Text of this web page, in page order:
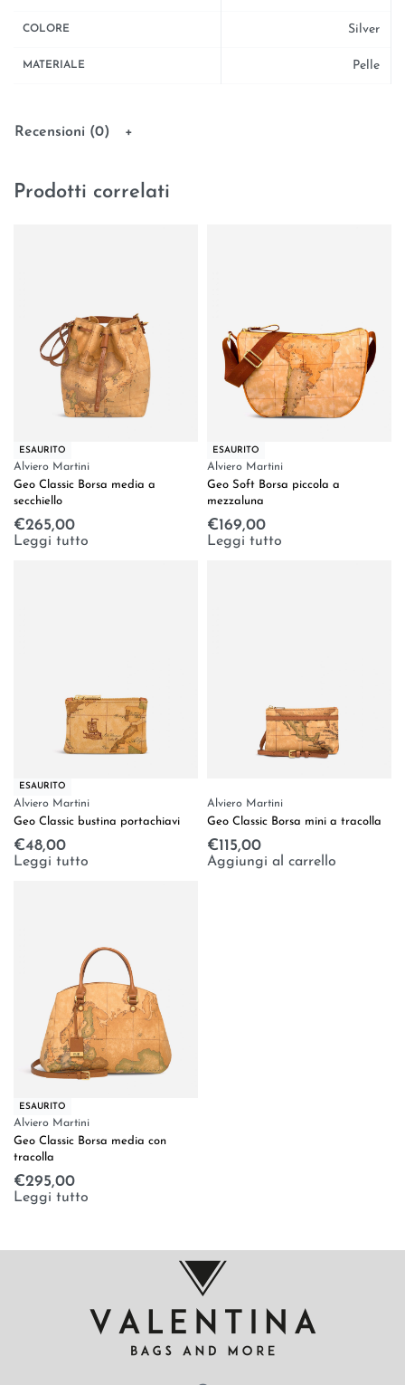
COLORE Silver
MATERIALE Pelle
Recensioni (0)
Prodotti correlati
ESAURITO
Alviero Martini
Geo Classic Borsa media a
secchiello
€265,00
Leggi tutto
ESAURITO
Alviero Martini
Geo Soft Borsa piccola a
mezzaluna
€169,00
Leggi tutto
ESAURITO
Alviero Martini
Geo Classic bustina portachiavi
€48,00
Leggi tutto
Alviero Martini
Geo Classic Borsa mini a tracolla
€115,00
Aggiungi al carrello
ESAURITO
Alviero Martini
Geo Classic Borsa media con
tracolla
€295,00
Leggi tutto